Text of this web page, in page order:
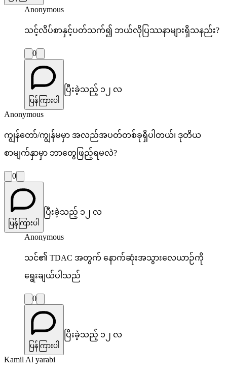
Anonymous
သင့်လိပ်စာနှင့်ပတ်သက်၍ ဘယ်လိုပြဿနာများရှိသနည်း?
0
ပြန်ကြားပါ
ပြီးခဲ့သည့် ၁၂ လ
Anonymous
ကျွန်တော်/ကျွန်မမှာ အလည်အပတ်တစ်ခုရှိပါတယ်၊ ဒုတိယ
စာမျက်နှာမှာ ဘာတွေဖြည့်ရမလဲ?
0
ပြန်ကြားပါ
ပြီးခဲ့သည့် ၁၂ လ
Anonymous
သင်၏ TDAC အတွက် နောက်ဆုံးအသွားလေယာဉ်ကို
ရွေးချယ်ပါသည်
0
ပြန်ကြားပါ
ပြီးခဲ့သည့် ၁၂ လ
Kamil Al yarabi